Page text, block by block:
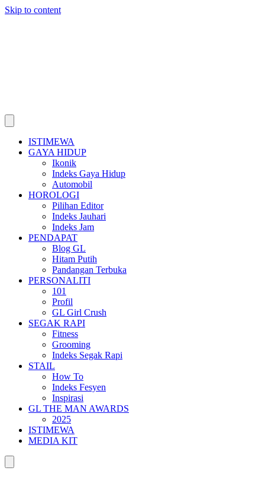
Skip to content
ISTIMEWA
GAYA HIDUP
Ikonik
Indeks Gaya Hidup
Automobil
HOROLOGI
Pilihan Editor
Indeks Jauhari
Indeks Jam
PENDAPAT
Blog GL
Hitam Putih
Pandangan Terbuka
PERSONALITI
101
Profil
GL Girl Crush
SEGAK RAPI
Fitness
Grooming
Indeks Segak Rapi
STAIL
How To
Indeks Fesyen
Inspirasi
GL THE MAN AWARDS
2025
ISTIMEWA
MEDIA KIT